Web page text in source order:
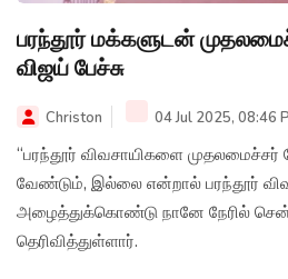
பரந்தூர் மக்களுடன்
விஜய் பேச்சு
Christon 04 Jul 2025, 08:46
“பரந்தூர் விவசாயிகளை முதலமைச்சர்
வேண்டும், இல்லை என்றால் பரந்தூர்
அழைத்துக்கொண்டு நானே நேரில்
தெரிவித்துள்ளார்.